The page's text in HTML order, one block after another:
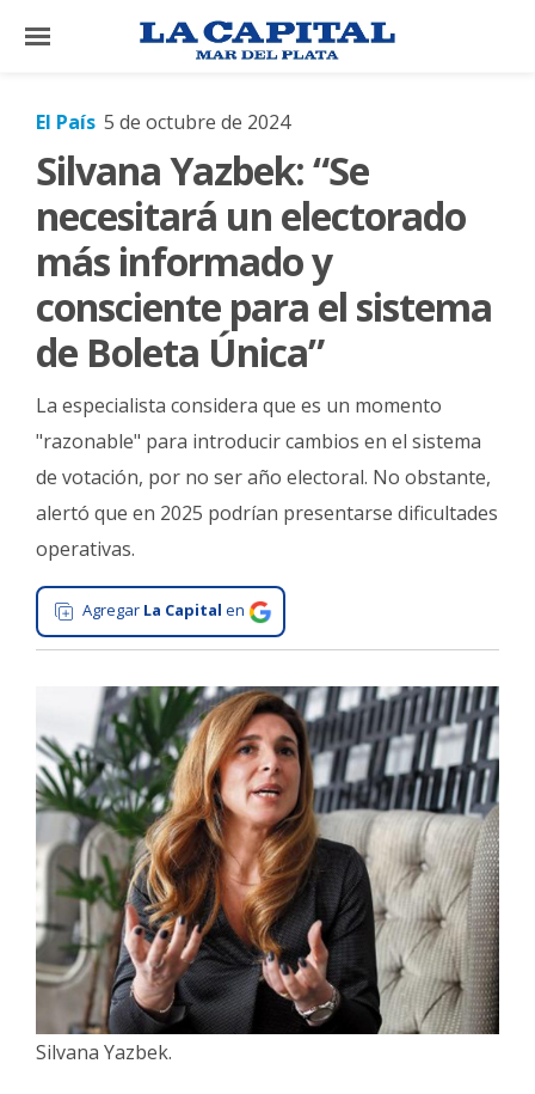
×
El
Mundo
La
Zona
Tecnología
Gastronomía
Salud
Interés
General
La
Deportes
Arte
y
Espectáculos
Policiales
Cartelera
Fotos
de
Familia
Clasificados
El País 5 de octubre de 2024
Silvana Yazbek: “Se
necesitará un electorado
más informado y
consciente para el sistema
de Boleta Única”
La especialista considera que es un momento
"razonable" para introducir cambios en el sistema
de votación, por no ser año electoral. No obstante,
alertó que en 2025 podrían presentarse dificultades
operativas.
Agregar La Capital en
Silvana Yazbek.